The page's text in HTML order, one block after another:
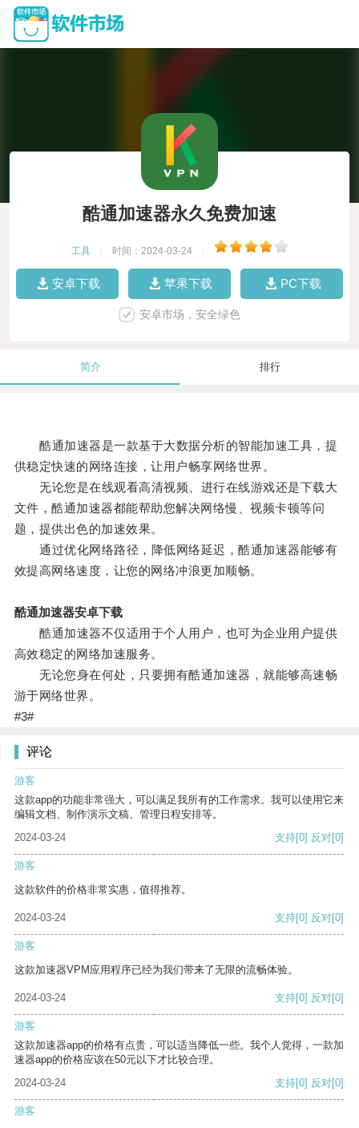
酷通加速器永久免费加速
工具 时间：2024-03-24
安卓下载 苹果下载 PC下载
安卓市场，安全绿色
简介 排行
酷通加速器是一款基于大数据分析的智能加速工具，提
供稳定快速的网络连接，让用户畅享网络世界。
无论您是在线观看高清视频、进行在线游戏还是下载大
文件，酷通加速器都能帮助您解决网络慢、视频卡顿等问
题，提供出色的加速效果。
通过优化网络路径，降低网络延迟，酷通加速器能够有
效提高网络速度，让您的网络冲浪更加顺畅。
酷通加速器安卓下载
酷通加速器不仅适用于个人用户，也可为企业用户提供
高效稳定的网络加速服务。
无论您身在何处，只要拥有酷通加速器，就能够高速畅
游于网络世界。
#3#
评论
游客
这款app的功能非常强大，可以满足我所有的工作需求。我可以使用它来
编辑文档、制作演示文稿、管理日程安排等。
2024-03-24
支持[0] 反对[0]
游客
这款软件的价格非常实惠，值得推荐。
2024-03-24 支持[0] 反对[0]
游客
这款加速器VPM应用程序已经为我们带来了无限的流畅体验。
2024-03-24 支持[0] 反对[0]
游客
这款加速器app的价格有点贵，可以适当降低一些。我个人觉得，一款加
速器app的价格应该在50元以下才比较合理。
2024-03-24
支持[0] 反对[0]
游客